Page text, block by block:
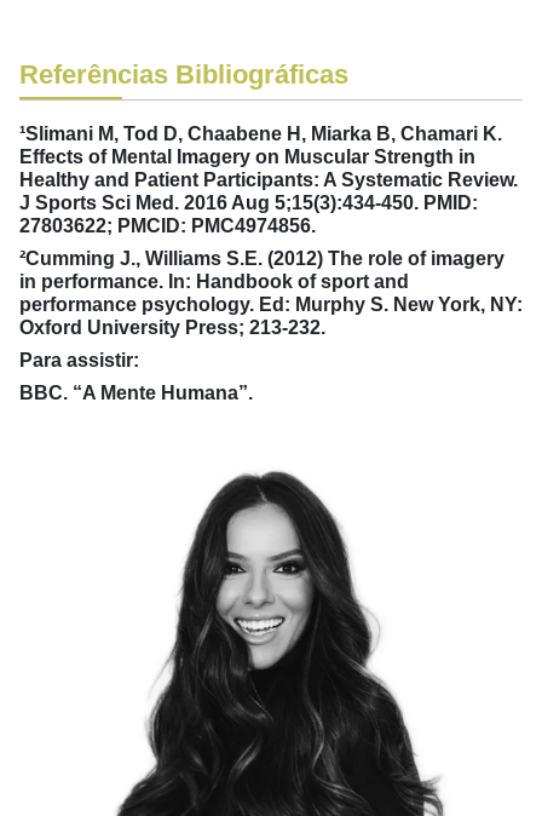
Referências Bibliográficas
¹Slimani M, Tod D, Chaabene H, Miarka B, Chamari K.
Effects of Mental Imagery on Muscular Strength in
Healthy and Patient Participants: A Systematic Review.
J Sports Sci Med. 2016 Aug 5;15(3):434-450. PMID:
27803622; PMCID: PMC4974856.
²Cumming J., Williams S.E. (2012) The role of imagery
in performance. In: Handbook of sport and
performance psychology. Ed: Murphy S. New York, NY:
Oxford University Press; 213-232.
Para assistir:
BBC. “A Mente Humana”.